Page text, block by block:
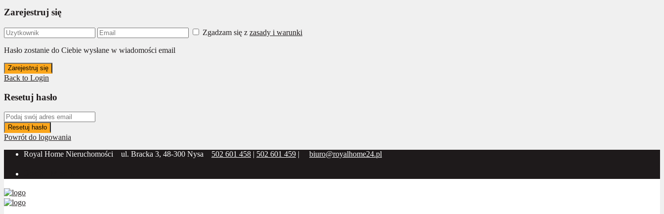
Zarejestruj się
Zgadzam się z zasady i warunki
Hasło zostanie do Ciebie wysłane w wiadomości email
Zarejestruj się
Back to Login
Resetuj hasło
Resetuj hasło
Powrót do logowania
Royal Home Nieruchomości
ul. Bracka 3, 48-300 Nysa 502 601 458 | 502 601 459 | biuro@royalhome24.pl